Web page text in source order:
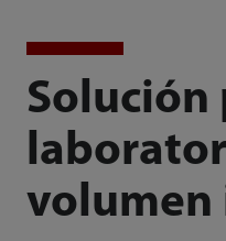
Solución